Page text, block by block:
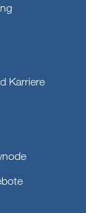
Karriere